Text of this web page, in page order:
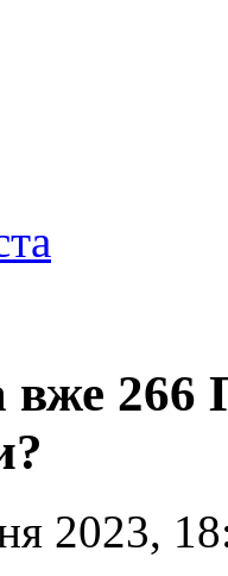
266
2023,